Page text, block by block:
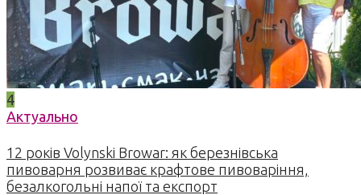
4
Актуально
12 років Volynski Browar: як березнівська
пивоварня розвиває крафтове пивоваріння,
безалкогольні напої та експорт